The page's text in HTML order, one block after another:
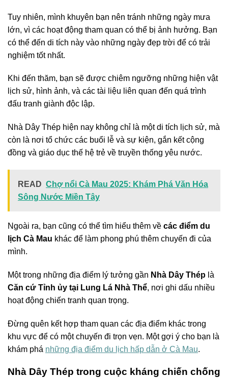
Tuy nhiên, mình khuyên bạn nên tránh những ngày mưa
lớn, vì các hoạt động tham quan có thể bị ảnh hưởng. Bạn
có thể đến di tích này vào những ngày đẹp trời để có trải
nghiệm tốt nhất.
Khi đến thăm, bạn sẽ được chiêm ngưỡng những hiện vật
lịch sử, hình ảnh, và các tài liệu liên quan đến quá trình
đấu tranh giành độc lập.
Nhà Dây Thép hiện nay không chỉ là một di tích lịch sử, mà
còn là nơi tổ chức các buổi lễ và sự kiện, gắn kết cộng
đồng và giáo dục thế hệ trẻ về truyền thống yêu nước.
READ Chợ nổi Cà Mau 2025: Khám Phá Văn Hóa
Sông Nước Miền Tây
Ngoài ra, bạn cũng có thể tìm hiểu thêm về các điểm du
lịch Cà Mau khác để làm phong phú thêm chuyến đi của
mình.
Một trong những địa điểm lý tưởng gần Nhà Dây Thép là
Căn cứ Tỉnh ủy tại Lung Lá Nhà Thể, nơi ghi dấu nhiều
hoạt động chiến tranh quan trọng.
Đừng quên kết hợp tham quan các địa điểm khác trong
khu vực để có một chuyến đi trọn vẹn. Một gợi ý cho bạn là
khám phá những địa điểm du lịch hấp dẫn ở Cà Mau.
Nhà Dây Thép trong cuộc kháng chiến chống